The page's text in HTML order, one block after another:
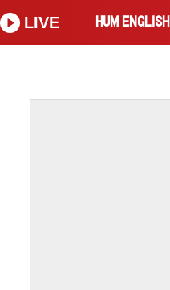
HUM ENGLISH
LIVE